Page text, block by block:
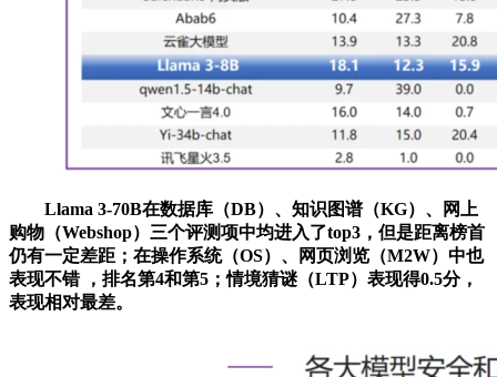
Llama 3-70B在数据库（DB）、知识图谱（KG）、网上
购物（Webshop）三个评测项中均进入了top3，但是距离榜首
仍有一定差距；在操作系统（OS）、网页浏览（M2W）中也
表现不错 ，排名第4和第5；情境猜谜（LTP）表现得0.5分，
表现相对最差。